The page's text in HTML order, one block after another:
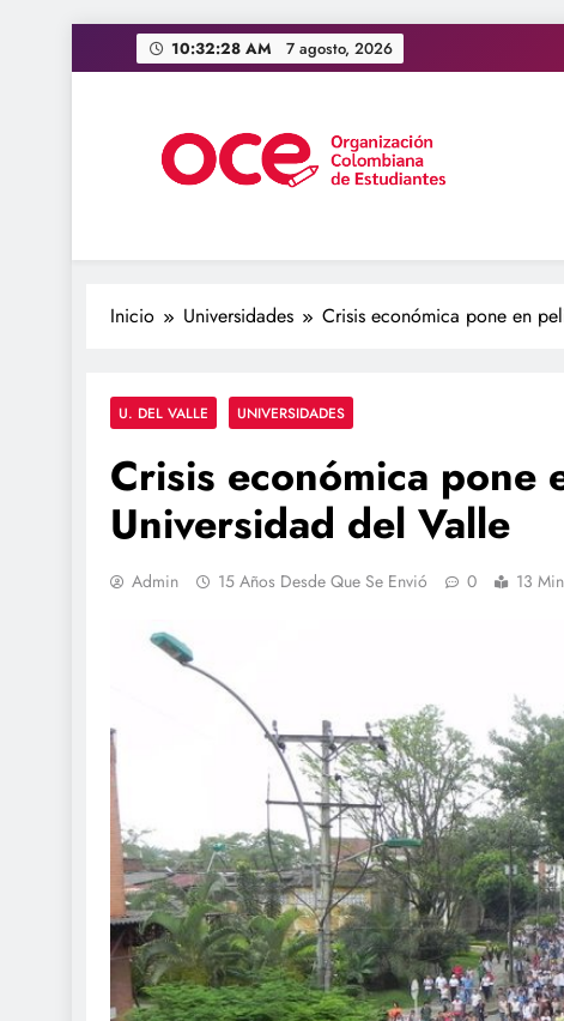
al
10:32:29 AM 7 agosto,
2026
OCE Colombia
Inicio Universidades Crisis económica pone en
U. DEL VALLE UNIVERSIDADES
Crisis económica
Universidad del Valle
Admin 15 Años Desde Que Se Envió 0 13